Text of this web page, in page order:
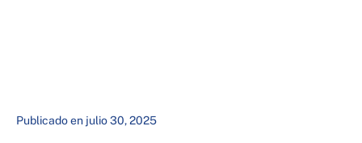
Publicado en julio 30, 2025